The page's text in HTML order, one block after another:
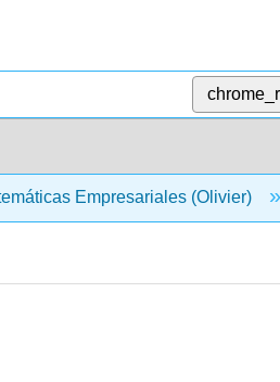
Empresariales (Olivier)